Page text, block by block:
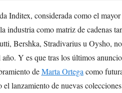
Inditex, considerada como el
industria como matriz de cadenas
Bershka, Stradivarius u Oysho,
Y es que tras los últimos
deMarta Ortega como
lanzamiento de nuevas